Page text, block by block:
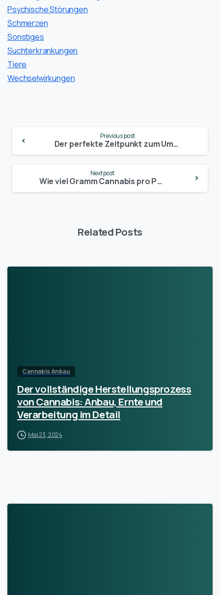
Psychische Störungen
Schmerzen
Sonstiges
Suchterkrankungen
Tiere
Wechselwirkungen
Reading
Previous post
Der perfekte Zeitpunkt zum Umtopfen von Cannabis: Ein Leitfaden für gesundes Wachstum
Next post
Wie viel Gramm Cannabis pro Pflanze? Erfahren Sie alles über den Ertrag und die Faktoren, die ihn beeinflussen!
Related Posts
Cannabis Anbau
Der vollständige Herstellungsprozess
von Cannabis: Anbau, Ernte und
Verarbeitung im Detail
Mai 23, 2024